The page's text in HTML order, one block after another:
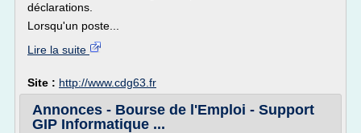
déclarations.
Lorsqu'un poste...
Lire la suite
Site : http://www.cdg63.fr
Annonces - Bourse de l'Emploi - Support
GIP Informatique ...